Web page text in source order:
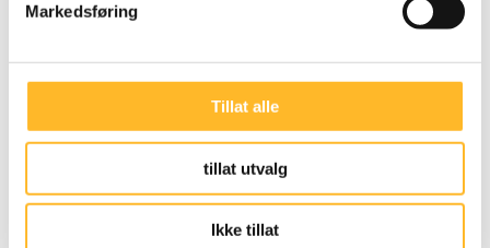
Markedsføring
Tillat alle
tillat utvalg
Ikke tillat
TEMA FRA NHO 25. MAR 2024
Aldring rammer bransjene ulikt